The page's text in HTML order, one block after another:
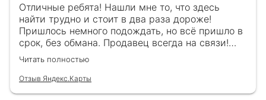
Отличные ребята! Нашли мне то, что здесь
найти трудно и стоит в два раза дороже!
Пришлось немного подождать, но всё пришло в
срок, без обмана. Продавец всегда на связи!
Буду ещё обращаться! 👍
Читать полностью
Отзыв Яндекс.Карты